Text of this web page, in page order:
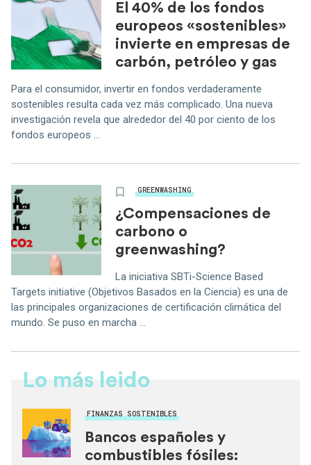
El 40% de los fondos
europeos «sostenibles»
invierte en empresas de
carbón, petróleo y gas
Para el consumidor, invertir en fondos verdaderamente
sostenibles resulta cada vez más complicado. Una nueva
investigación revela que alrededor del 40 por ciento de los
fondos europeos ...
GREENWASHING
¿Compensaciones de
carbono o
greenwashing?
La iniciativa SBTi-Science Based
Targets initiative (Objetivos Basados en la Ciencia) es una de
las principales organizaciones de certificación climática del
mundo. Se puso en marcha ...
Lo más leido
FINANZAS SOSTENIBLES
Bancos españoles y
combustibles fósiles: